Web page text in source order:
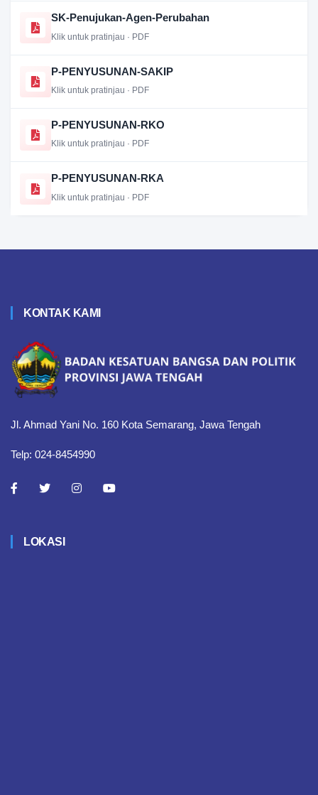
SK-Penujukan-Agen-Perubahan
Klik untuk pratinjau · PDF
P-PENYUSUNAN-SAKIP
Klik untuk pratinjau · PDF
P-PENYUSUNAN-RKO
Klik untuk pratinjau · PDF
P-PENYUSUNAN-RKA
Klik untuk pratinjau · PDF
KONTAK KAMI
Jl. Ahmad Yani No. 160 Kota Semarang, Jawa Tengah
Telp: 024-8454990
LOKASI